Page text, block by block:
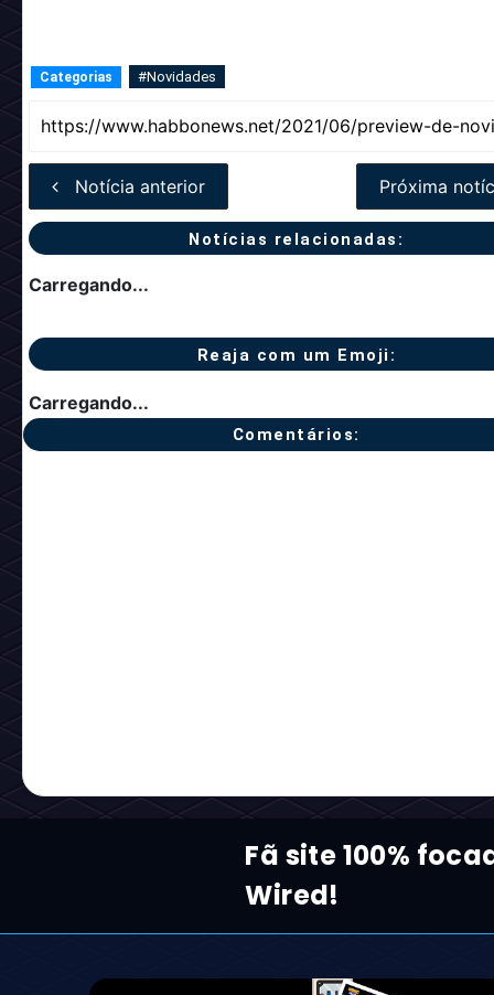
Categorias #Novidades
Notícia anterior Próxima
Notícias relacionadas:
Carregando...
Reaja com um Emoji:
Carregando...
Comentários:
Fã site 100%
Wired!